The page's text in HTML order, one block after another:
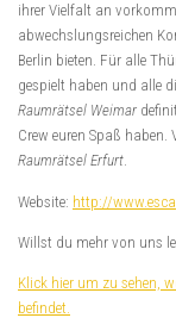
ihrer Vielfalt an
abwechslungsreichen
Berlin bieten. Für alle
gespielt haben und alle
Raumrätsel Weimar
Crew euren Spaß
Raumrätsel Erfurt.
Website: http://
Willst du mehr von uns
Klick hier um zu sehen,
befindet.